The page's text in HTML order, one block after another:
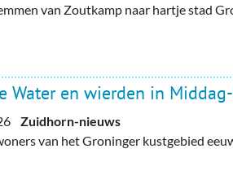
van Zoutkamp naar hartje stad
Water en wierden in
Zuidhorn-nieuws
van het Groninger kustgebied